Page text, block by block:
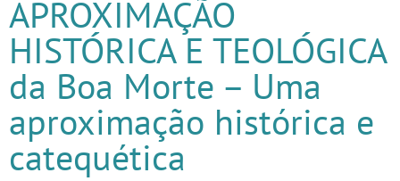
APROXIMAÇÃO
HISTÓRICA E TEOLÓGICA
da Boa Morte – Uma
aproximação histórica e
catequética